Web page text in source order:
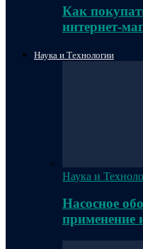
Как
интернет-
Наука и Технологии
Наука и
Насосное
применение